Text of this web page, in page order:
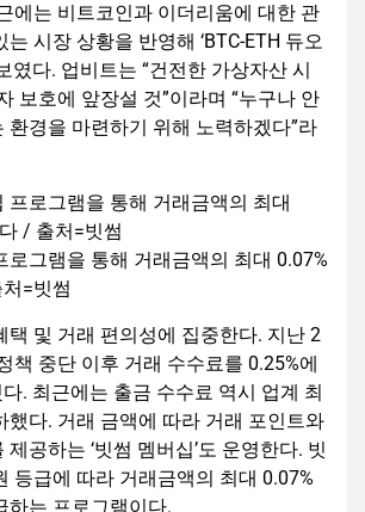
에는 비트코인과 이더리움에 대한 관
시장 상황을 반영해 ‘BTC-ETH 듀오
였다. 업비트는 “건전한 가상자산 시
보호에 앞장설 것”이라며 “누구나 안
환경을 마련하기 위해 노력하겠다”라
로그램을 통해 거래금액의 최대 0.07%
=빗썸
택 및 거래 편의성에 집중한다. 지난 2
책 중단 이후 거래 수수료를 0.25%에
. 최근에는 출금 수수료 역시 업계 최
했다. 거래 금액에 따라 거래 포인트와
공하는 ‘빗썸 멤버십’도 운영한다. 빗
등급에 따라 거래금액의 최대 0.07%
하는 프로그램이다.